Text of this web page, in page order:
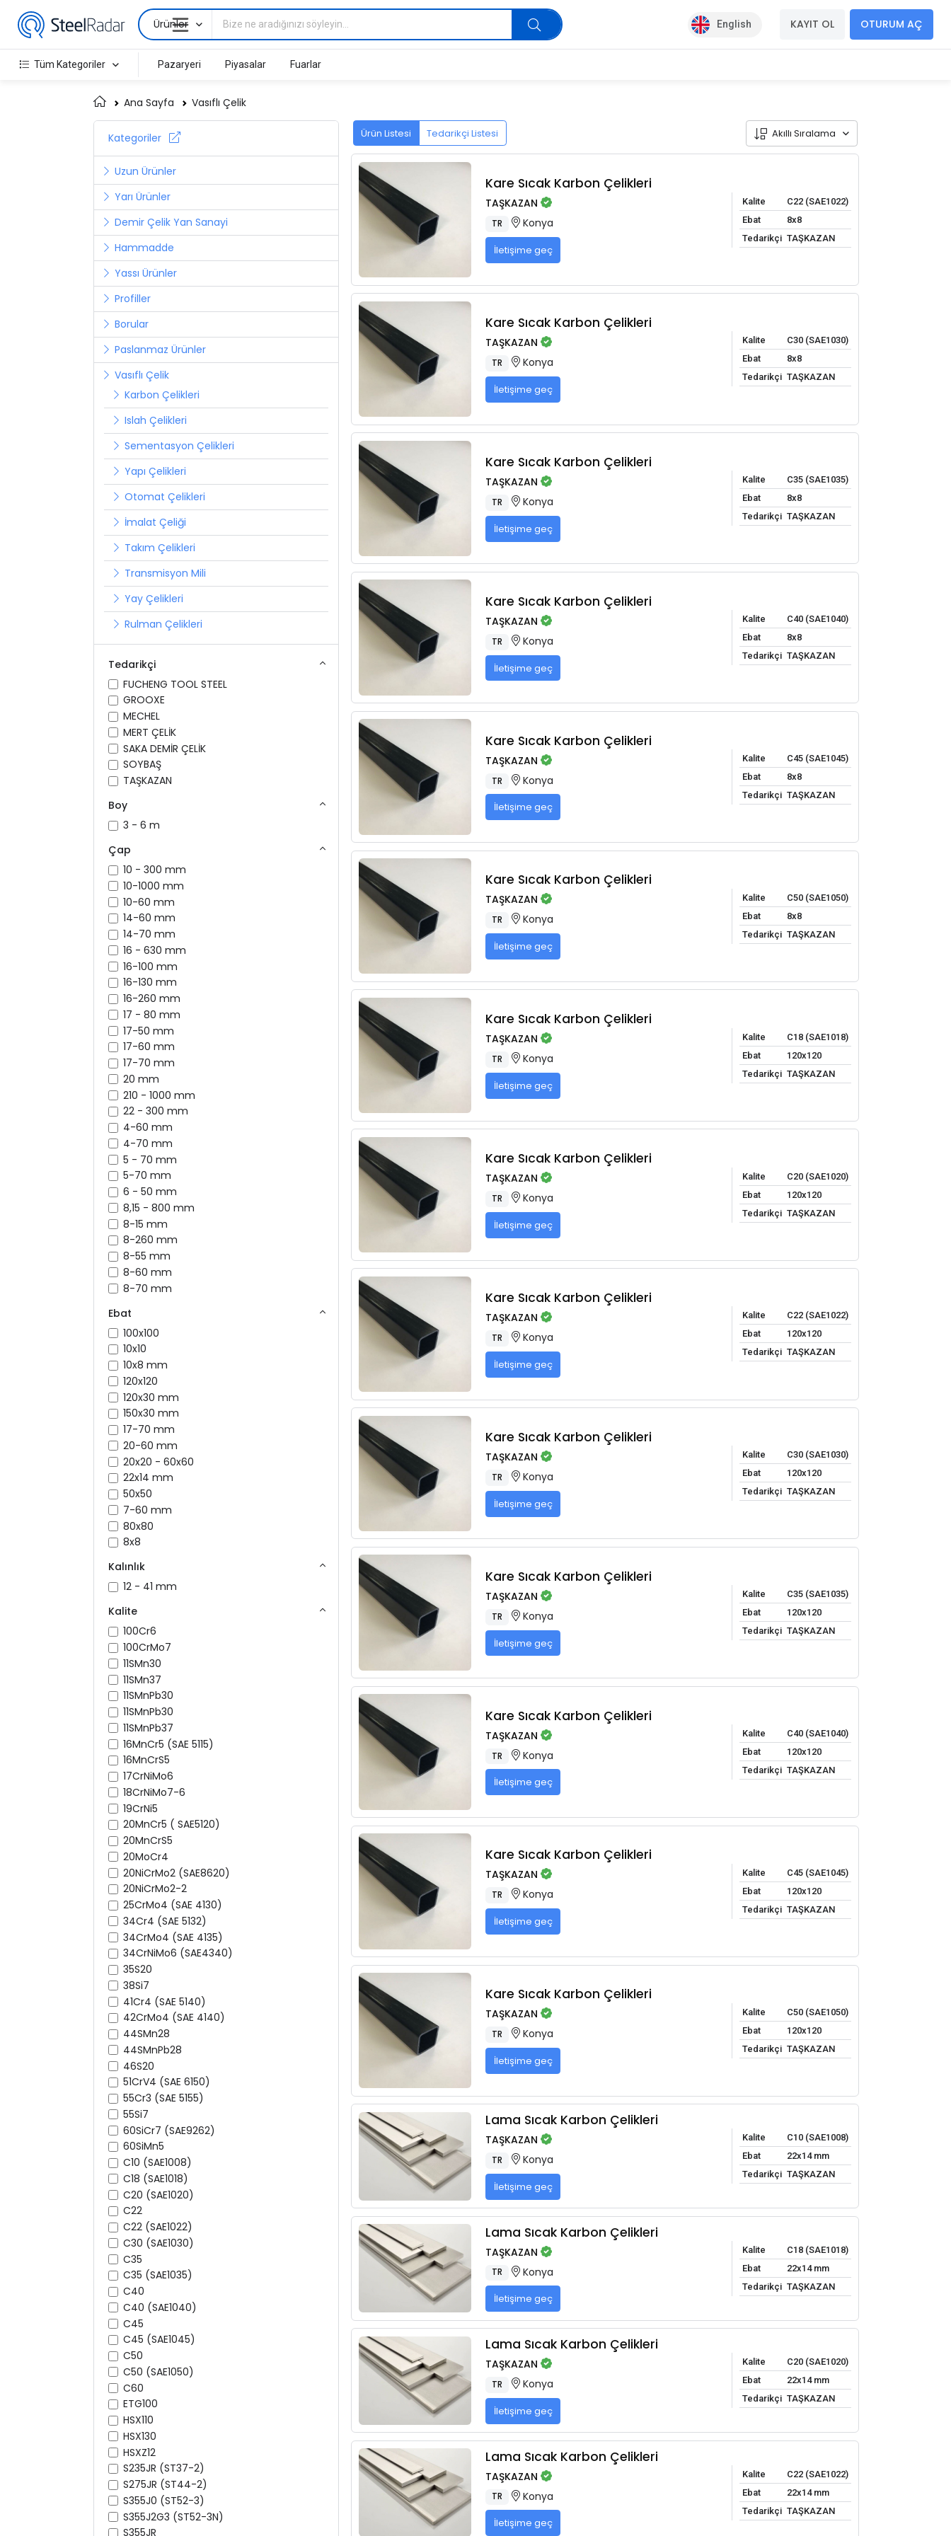
Ürünler English KAYIT OL OTURUM AÇ
Tüm Kategoriler Pazaryeri Piyasalar Fuarlar
Ana Sayfa Vasıflı Çelik
Kategoriler
Uzun Ürünler
Yarı Ürünler
Demir Çelik Yan Sanayi
Hammadde
Yassı Ürünler
Profiller
Borular
Paslanmaz Ürünler
Vasıflı Çelik
Karbon Çelikleri
Islah Çelikleri
Sementasyon Çelikleri
Yapı Çelikleri
Otomat Çelikleri
İmalat Çeliği
Takım Çelikleri
Transmisyon Mili
Yay Çelikleri
Rulman Çelikleri
Tedarikçi
FUCHENG TOOL STEEL
GROOXE
MECHEL
MERT ÇELİK
SAKA DEMİR ÇELİK
SOYBAŞ
TAŞKAZAN
Boy
3 - 6 m
Çap
10 - 300 mm
10-1000 mm
10-60 mm
14-60 mm
14-70 mm
16 - 630 mm
16-100 mm
16-130 mm
16-260 mm
17 - 80 mm
17-50 mm
17-60 mm
17-70 mm
20 mm
210 - 1000 mm
22 - 300 mm
4-60 mm
4-70 mm
5 - 70 mm
5-70 mm
6 - 50 mm
8,15 - 800 mm
8-15 mm
8-260 mm
8-55 mm
8-60 mm
8-70 mm
Ebat
100x100
10x10
10x8 mm
120x120
120x30 mm
150x30 mm
17-70 mm
20-60 mm
20x20 - 60x60
22x14 mm
50x50
7-60 mm
80x80
8x8
Kalınlık
12 - 41 mm
Kalite
100Cr6
100CrMo7
11SMn30
11SMn37
11SMnPb30
11SMnPb30
11SMnPb37
16MnCr5 (SAE 5115)
16MnCrS5
17CrNiMo6
18CrNiMo7-6
19CrNi5
20MnCr5 ( SAE5120)
20MnCrS5
20MoCr4
20NiCrMo2 (SAE8620)
20NiCrMo2-2
25CrMo4 (SAE 4130)
34Cr4 (SAE 5132)
34CrMo4 (SAE 4135)
34CrNiMo6 (SAE4340)
35S20
38Si7
41Cr4 (SAE 5140)
42CrMo4 (SAE 4140)
44SMn28
44SMnPb28
46S20
51CrV4 (SAE 6150)
55Cr3 (SAE 5155)
55Si7
60SiCr7 (SAE9262)
60SiMn5
C10 (SAE1008)
C18 (SAE1018)
C20 (SAE1020)
C22
C22 (SAE1022)
C30 (SAE1030)
C35
C35 (SAE1035)
C40
C40 (SAE1040)
C45
C45 (SAE1045)
C50
C50 (SAE1050)
C60
ETG100
HSX110
HSX130
HSXZ12
S235JR (ST37-2)
S275JR (ST44-2)
S355J0 (ST52-3)
S355J2G3 (ST52-3N)
S355JR
Ürün Listesi Tedarikçi Listesi Akıllı Sıralama
Kare Sıcak Karbon Çelikleri
TAŞKAZAN
TR Konya
İletişime geç
Kalite
C22 (SAE1022)
Ebat
8x8
Tedarikçi TAŞKAZAN
Kare Sıcak Karbon Çelikleri
TAŞKAZAN
TR Konya
İletişime geç
Kalite
C30 (SAE1030)
Ebat
8x8
Tedarikçi TAŞKAZAN
Kare Sıcak Karbon Çelikleri
TAŞKAZAN
TR Konya
İletişime geç
Kalite
C35 (SAE1035)
Ebat
8x8
Tedarikçi TAŞKAZAN
Kare Sıcak Karbon Çelikleri
TAŞKAZAN
TR Konya
İletişime geç
Kalite
C40 (SAE1040)
Ebat
8x8
Tedarikçi TAŞKAZAN
Kare Sıcak Karbon Çelikleri
TAŞKAZAN
TR Konya
İletişime geç
Kalite
C45 (SAE1045)
Ebat
8x8
Tedarikçi TAŞKAZAN
Kare Sıcak Karbon Çelikleri
TAŞKAZAN
TR Konya
İletişime geç
Kalite
C50 (SAE1050)
Ebat
8x8
Tedarikçi TAŞKAZAN
Kare Sıcak Karbon Çelikleri
TAŞKAZAN
TR Konya
İletişime geç
Kalite
C18 (SAE1018)
Ebat
120x120
Tedarikçi TAŞKAZAN
Kare Sıcak Karbon Çelikleri
TAŞKAZAN
TR Konya
İletişime geç
Kalite
C20 (SAE1020)
Ebat
120x120
Tedarikçi TAŞKAZAN
Kare Sıcak Karbon Çelikleri
TAŞKAZAN
TR Konya
İletişime geç
Kalite
C22 (SAE1022)
Ebat
120x120
Tedarikçi TAŞKAZAN
Kare Sıcak Karbon Çelikleri
TAŞKAZAN
TR Konya
İletişime geç
Kalite
C30 (SAE1030)
Ebat
120x120
Tedarikçi TAŞKAZAN
Kare Sıcak Karbon Çelikleri
TAŞKAZAN
TR Konya
İletişime geç
Kalite
C35 (SAE1035)
Ebat
120x120
Tedarikçi TAŞKAZAN
Kare Sıcak Karbon Çelikleri
TAŞKAZAN
TR Konya
İletişime geç
Kalite
C40 (SAE1040)
Ebat
120x120
Tedarikçi TAŞKAZAN
Kare Sıcak Karbon Çelikleri
TAŞKAZAN
TR Konya
İletişime geç
Kalite
C45 (SAE1045)
Ebat
120x120
Tedarikçi TAŞKAZAN
Kare Sıcak Karbon Çelikleri
TAŞKAZAN
TR Konya
İletişime geç
Kalite
C50 (SAE1050)
Ebat
120x120
Tedarikçi TAŞKAZAN
Lama Sıcak Karbon Çelikleri
TAŞKAZAN
TR Konya
İletişime geç
Kalite
C10 (SAE1008)
Ebat
22x14 mm
Tedarikçi TAŞKAZAN
Lama Sıcak Karbon Çelikleri
TAŞKAZAN
TR Konya
İletişime geç
Kalite
C18 (SAE1018)
Ebat
22x14 mm
Tedarikçi TAŞKAZAN
Lama Sıcak Karbon Çelikleri
TAŞKAZAN
TR Konya
İletişime geç
Kalite
C20 (SAE1020)
Ebat
22x14 mm
Tedarikçi TAŞKAZAN
Lama Sıcak Karbon Çelikleri
TAŞKAZAN
TR Konya
İletişime geç
Kalite
C22 (SAE1022)
Ebat
22x14 mm
Tedarikçi TAŞKAZAN